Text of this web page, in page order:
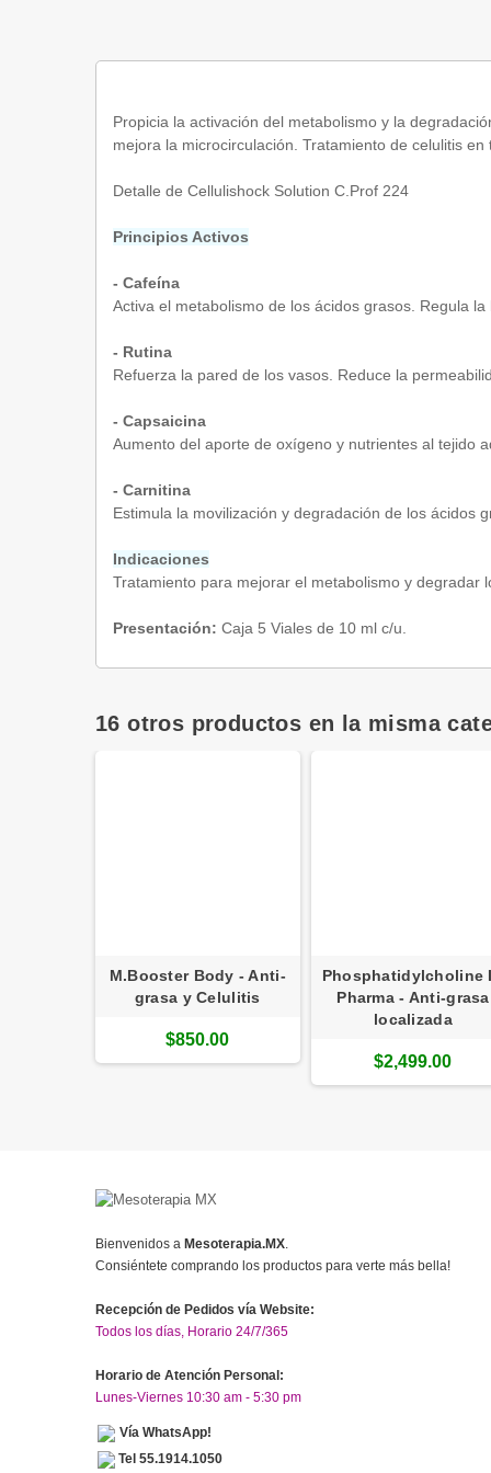
Propicia la activación del metabolismo y la
mejora la microcirculación. Tratamiento de celulitis
Detalle de Cellulishock Solution C.Prof 224
Principios Activos
- Cafeína
Activa el metabolismo de los ácidos grasos. Regula
- Rutina
Refuerza la pared de los vasos. Reduce la
- Capsaicina
Aumento del aporte de oxígeno y nutrientes al tejido
- Carnitina
Estimula la movilización y degradación de los ácidos
Indicaciones
Tratamiento para mejorar el metabolismo y degradar
Presentación: Caja 5 Viales de 10 ml c/u.
16 otros productos en la misma
M.Booster Body - Anti-
grasa y Celulitis
$850.00
Phosphatidylcholine
Pharma - Anti-grasa
localizada
$2,499.00
Bienvenidos a Mesoterapia.MX.
Consiéntete comprando los productos para verte más bella!
Recepción de Pedidos vía Website:
Todos los días, Horario 24/7/365
Horario de Atención Personal:
Lunes-Viernes 10:30 am - 5:30 pm
Vía WhatsApp!
Tel 55.1914.1050